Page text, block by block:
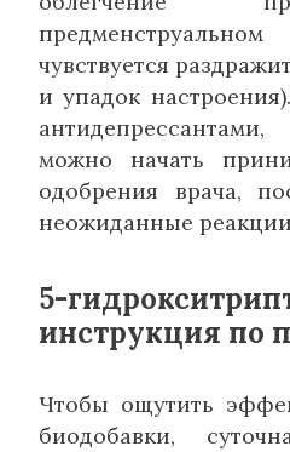
чувствуется
и упадок
можно начать
одобрения врача,
неожиданные
5-
инструкция по
Чтобы ощутить
биодобавки,